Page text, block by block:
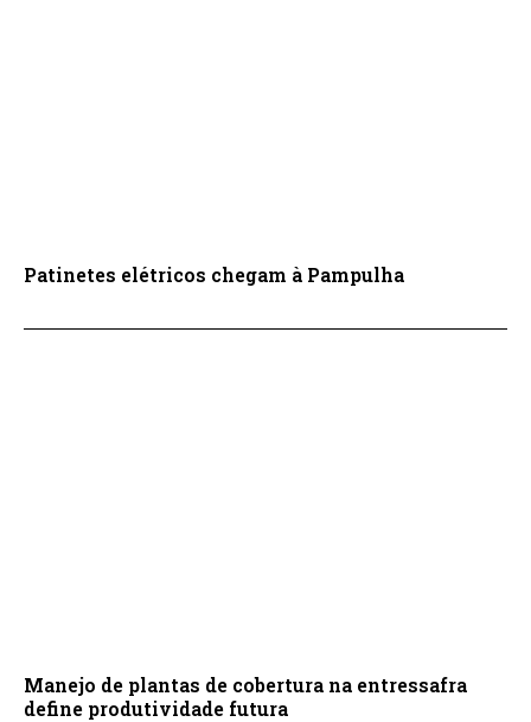
Patinetes elétricos chegam à Pampulha
Manejo de plantas de cobertura na entressafra
define produtividade futura